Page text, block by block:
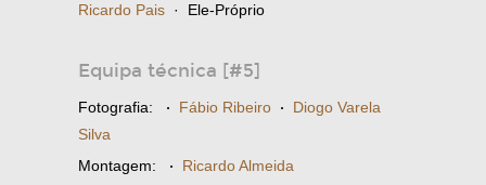
Ricardo Pais · Ele-Próprio
Equipa técnica [#5]
Fotografia: · Fábio Ribeiro · Diogo Varela
Silva
Montagem: · Ricardo Almeida